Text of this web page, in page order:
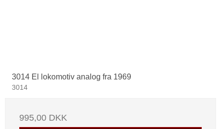
3014 El lokomotiv analog fra 1969
3014
995,00 DKK